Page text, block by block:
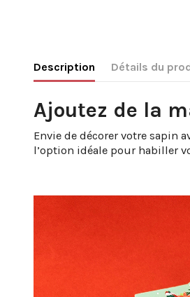
Description Détails du
Ajoutez de la
Envie de décorer votre sapin
l’option idéale pour habiller